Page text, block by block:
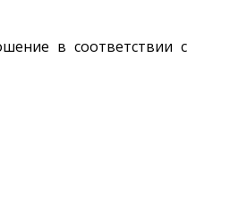
в соответствии с